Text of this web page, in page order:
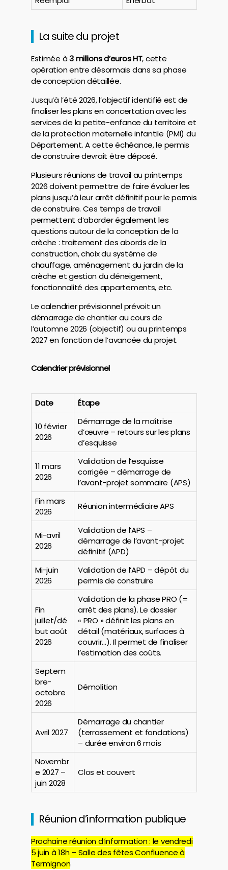
La suite du projet
Estimée à3 millions d’euros HT, cette
opération entre désormais dans sa phase
de conception détaillée.
Jusqu’à l’été 2026, l’objectif identifié est de
finaliser les plans en concertation avec les
services de la petite-enfance du territoire et
de la protection maternelle infantile (PMI) du
Département. A cette échéance, le permis
de construire devrait être déposé.
Plusieurs réunions de travail au printemps
2026 doivent permettre de faire évoluer les
plans jusqu’à leur arrêt définitif pour le permis
de construire. Ces temps de travail
permettent d’aborder également les
questions autour de la conception de la
crèche : traitement des abords de la
construction, choix du système de
chauffage, aménagement du jardin de la
crèche et gestion du déneigement,
fonctionnalité des appartements, etc.
Le calendrier prévisionnel prévoit un
démarrage de chantier au cours de
l’automne 2026 (objectif) ou au printemps
2027 en fonction de l’avancée du projet.
Calendrier prévisionnel
Date Étape
10 février
2026
Démarrage de la maîtrise
d’œuvre – retours sur les plans
d’esquisse
11 mars
2026
Validation de l’esquisse
corrigée – démarrage de
l’avant-projet sommaire (APS)
Fin mars
2026
Réunion intermédiaire APS
Mi-avril
2026
Validation de l’APS –
démarrage de l’avant-projet
définitif (APD)
Mi-juin
2026
Validation de l’APD – dépôt du
permis de construire
Fin
juillet/dé
but août
2026
Validation de la phase PRO (=
arrêt des plans). Le dossier
« PRO » définit les plans en
détail (matériaux, surfaces à
couvrir…). Il permet de finaliser
l’estimation des coûts.
Septem
bre-
octobre
2026
Démolition
Avril 2027
Démarrage du chantier
(terrassement et fondations)
– durée environ 6 mois
Novembr
e 2027 –
juin 2028
Clos et couvert
Réunion d’information publique
Prochaine réunion d’information : le vendredi
5 juin à 18h – Salle des fêtes Confluence à
Termignon